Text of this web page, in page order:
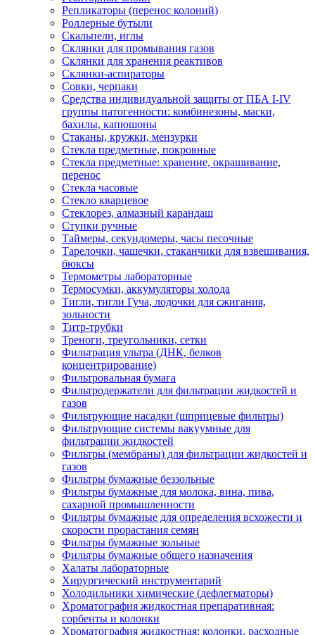
Репликаторы (перенос колоний)
Роллерные бутыли
Скальпели, иглы
Склянки для промывания газов
Склянки для хранения реактивов
Склянки-аспираторы
Совки, черпаки
Средства индивидуальной защиты от ПБА I-IV
группы патогенности: комбинезоны, маски,
бахилы, капюшоны
Стаканы, кружки, мензурки
Стекла предметные, покровные
Стекла предметные: хранение, окрашивание,
перенос
Стекла часовые
Стекло кварцевое
Стеклорез, алмазный карандаш
Ступки ручные
Таймеры, секундомеры, часы песочные
Тарелочки, чашечки, стаканчики для взвешивания,
бюксы
Термометры лабораторные
Термосумки, аккумуляторы холода
Тигли, тигли Гуча, лодочки для сжигания,
зольности
Титр-трубки
Треноги, треугольники, сетки
Фильтрация ультра (ДНК, белков
концентрирование)
Фильтровальная бумага
Фильтродержатели для фильтрации жидкостей и
газов
Фильтрующие насадки (шприцевые фильтры)
Фильтрующие системы вакуумные для
фильтрации жидкостей
Фильтры (мембраны) для фильтрации жидкостей и
газов
Фильтры бумажные беззольные
Фильтры бумажные для молока, вина, пива,
сахарной промышленности
Фильтры бумажные для определения всхожести и
скорости прорастания семян
Фильтры бумажные зольные
Фильтры бумажные общего назначения
Халаты лабораторные
Хирургический инструментарий
Холодильники химические (дефлегматоры)
Хроматография жидкостная препаративная:
сорбенты и колонки
Хроматография жидкостная: колонки, расходные